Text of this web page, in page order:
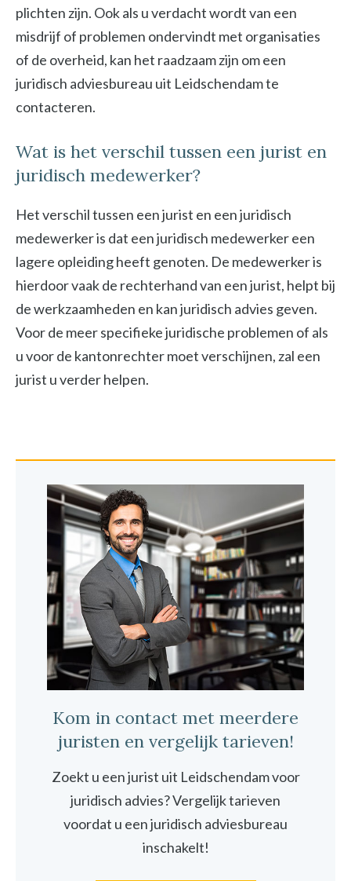
plichten zijn. Ook als u verdacht wordt van een
misdrijf of problemen ondervindt met organisaties
of de overheid, kan het raadzaam zijn om een
juridisch adviesbureau uit Leidschendam te
contacteren.
Wat is het verschil tussen een jurist en
juridisch medewerker?
Het verschil tussen een jurist en een juridisch
medewerker is dat een juridisch medewerker een
lagere opleiding heeft genoten. De medewerker is
hierdoor vaak de rechterhand van een jurist, helpt bij
de werkzaamheden en kan juridisch advies geven.
Voor de meer specifieke juridische problemen of als
u voor de kantonrechter moet verschijnen, zal een
jurist u verder helpen.
Kom in contact met meerdere
juristen en vergelijk tarieven!
Zoekt u een jurist uit Leidschendam voor
juridisch advies? Vergelijk tarieven
voordat u een juridisch adviesbureau
inschakelt!